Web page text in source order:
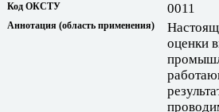
Код ОКСТУ 0011
Аннотация (область применения)
оценки